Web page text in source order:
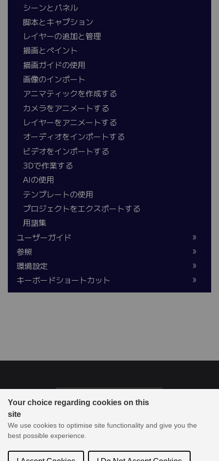
Your choice regarding cookies on this
site
We use cookies to optimise site functionality and give you the
best possible experience.
シーンとパネル
脚本とキャプション
レイヤーの追加と管理
描画とペイント
描画ガイドの使用
画像のインポート
アニマティックを作成する
カメラをアニメートする
レイヤーをアニメートする
オーディオをインポートする
ビデオをインポートする
3Dで作業する
AIの使用
テンプレートの使用
プロジェクトをエクスポートする
用語集
ユーザーガイド
参照
環境設定
キーボードショートカット
© 1994-2026 Toon Boom Animation Inc. All rights reserved.
Toon Boom Animation Inc.は、アニメーションおよび絵コンテ作
ンラインでコミュニティに配信します。